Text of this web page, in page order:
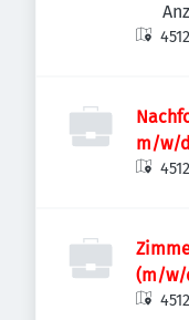
m/w/d
(m/w/